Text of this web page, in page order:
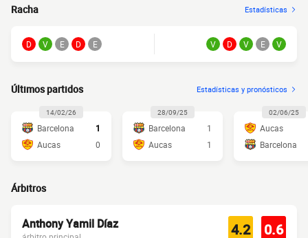
Racha Estadísticas
D V E D E V D V E V
Últimos partidos Estadísticas y pronósticos
14/02/26
Barcelona
1
Aucas
0
28/09/25
Barcelona
1
Aucas
1
02/06/25
Aucas
Barcelona
Árbitros
Anthony Yamil Díaz 4.2 0.6